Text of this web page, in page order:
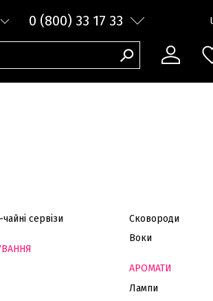
0 (800) 33 17 33
сервізи
Сковороди
Воки
АРОМАТИ
Лампи